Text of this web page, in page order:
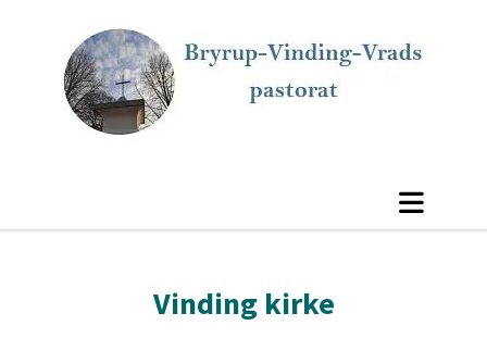
Vinding kirke